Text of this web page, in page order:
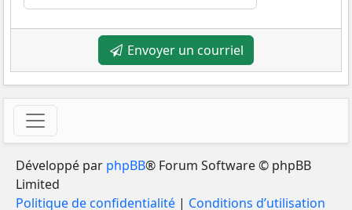
Envoyer un courriel
Développé par phpBB® Forum Software © phpBB
Limited
Politique de confidentialité | Conditions d’utilisation